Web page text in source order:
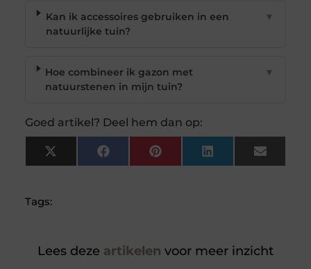
Kan ik accessoires gebruiken in een
natuurlijke tuin?
▼
Hoe combineer ik gazon met
natuurstenen in mijn tuin?
▼
Goed artikel? Deel hem dan op:
X
(Twitter)
FacebookPinterest LinkedIn Email
Tags:
Lees deze artikelen voor meer inzicht